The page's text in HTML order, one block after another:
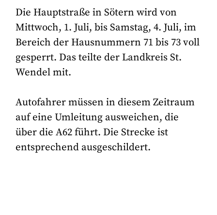
Die Hauptstraße in Sötern wird von
Mittwoch, 1. Juli, bis Samstag, 4. Juli, im
Bereich der Hausnummern 71 bis 73 voll
gesperrt. Das teilte der Landkreis St.
Wendel mit.
Autofahrer müssen in diesem Zeitraum
auf eine Umleitung ausweichen, die
über die A62 führt. Die Strecke ist
entsprechend ausgeschildert.